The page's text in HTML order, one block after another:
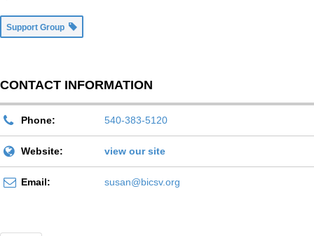
Support Group
CONTACT INFORMATION
Phone: 540-383-5120
Website: view our site
Email: susan@bicsv.org